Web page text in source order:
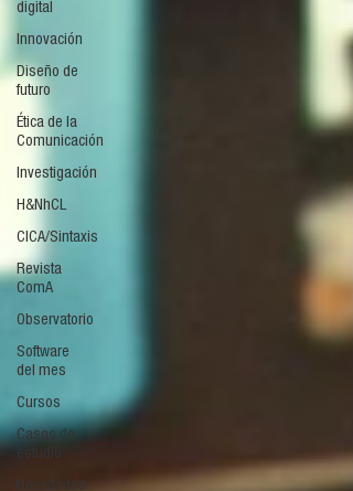
digital
Innovación
Diseño de
futuro
Ética de la
Comunicación
Investigación
H&NhCL
CICA/Sintaxis
Revista
ComA
Observatorio
Software
del mes
Cursos
Casos de
estudio
Novedades